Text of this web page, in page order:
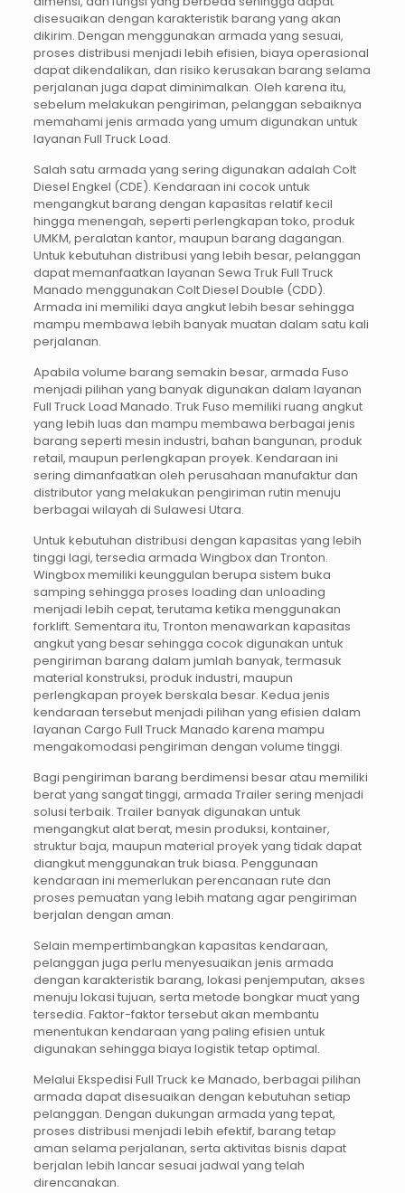
disesuaikan dengan karakteristik barang yang akan
dikirim. Dengan menggunakan armada yang sesuai,
proses distribusi menjadi lebih efisien, biaya operasional
dapat dikendalikan, dan risiko kerusakan barang selama
perjalanan juga dapat diminimalkan. Oleh karena itu,
sebelum melakukan pengiriman, pelanggan sebaiknya
memahami jenis armada yang umum digunakan untuk
layanan Full Truck Load.
Salah satu armada yang sering digunakan adalah Colt
Diesel Engkel (CDE). Kendaraan ini cocok untuk
mengangkut barang dengan kapasitas relatif kecil
hingga menengah, seperti perlengkapan toko, produk
UMKM, peralatan kantor, maupun barang dagangan.
Untuk kebutuhan distribusi yang lebih besar, pelanggan
dapat memanfaatkan layanan Sewa Truk Full Truck
Manado menggunakan Colt Diesel Double (CDD).
Armada ini memiliki daya angkut lebih besar sehingga
mampu membawa lebih banyak muatan dalam satu kali
perjalanan.
Apabila volume barang semakin besar, armada Fuso
menjadi pilihan yang banyak digunakan dalam layanan
Full Truck Load Manado. Truk Fuso memiliki ruang angkut
yang lebih luas dan mampu membawa berbagai jenis
barang seperti mesin industri, bahan bangunan, produk
retail, maupun perlengkapan proyek. Kendaraan ini
sering dimanfaatkan oleh perusahaan manufaktur dan
distributor yang melakukan pengiriman rutin menuju
berbagai wilayah di Sulawesi Utara.
Untuk kebutuhan distribusi dengan kapasitas yang lebih
tinggi lagi, tersedia armada Wingbox dan Tronton.
Wingbox memiliki keunggulan berupa sistem buka
samping sehingga proses loading dan unloading
menjadi lebih cepat, terutama ketika menggunakan
forklift. Sementara itu, Tronton menawarkan kapasitas
angkut yang besar sehingga cocok digunakan untuk
pengiriman barang dalam jumlah banyak, termasuk
material konstruksi, produk industri, maupun
perlengkapan proyek berskala besar. Kedua jenis
kendaraan tersebut menjadi pilihan yang efisien dalam
layanan Cargo Full Truck Manado karena mampu
mengakomodasi pengiriman dengan volume tinggi.
Bagi pengiriman barang berdimensi besar atau memiliki
berat yang sangat tinggi, armada Trailer sering menjadi
solusi terbaik. Trailer banyak digunakan untuk
mengangkut alat berat, mesin produksi, kontainer,
struktur baja, maupun material proyek yang tidak dapat
diangkut menggunakan truk biasa. Penggunaan
kendaraan ini memerlukan perencanaan rute dan
proses pemuatan yang lebih matang agar pengiriman
berjalan dengan aman.
Selain mempertimbangkan kapasitas kendaraan,
pelanggan juga perlu menyesuaikan jenis armada
dengan karakteristik barang, lokasi penjemputan, akses
menuju lokasi tujuan, serta metode bongkar muat yang
tersedia. Faktor-faktor tersebut akan membantu
menentukan kendaraan yang paling efisien untuk
digunakan sehingga biaya logistik tetap optimal.
Melalui Ekspedisi Full Truck ke Manado, berbagai pilihan
armada dapat disesuaikan dengan kebutuhan setiap
pelanggan. Dengan dukungan armada yang tepat,
proses distribusi menjadi lebih efektif, barang tetap
aman selama perjalanan, serta aktivitas bisnis dapat
berjalan lebih lancar sesuai jadwal yang telah
direncanakan.